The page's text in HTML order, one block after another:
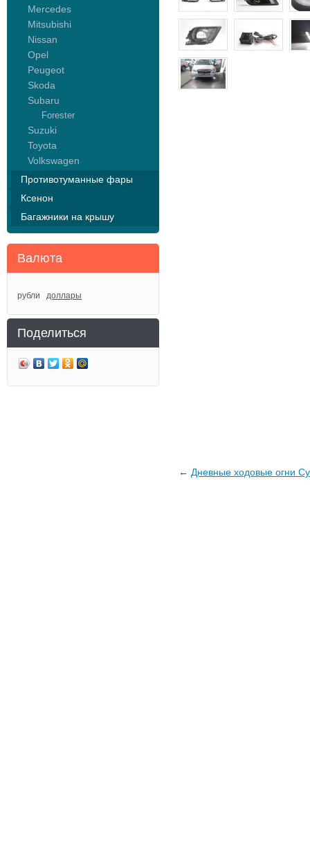
Mercedes
Mitsubishi
Nissan
Opel
Peugeot
Skoda
Subaru
Forester
Suzuki
Toyota
Volkswagen
Противотуманные фары
Ксенон
Багажники на крышу
Валюта
рубли доллары
Поделиться
← Дневные ходовые огни